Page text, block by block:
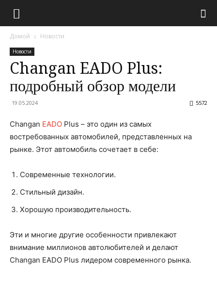
Домой Новости
Новости
Changan EADO Plus:
подробный обзор модели
19.05.2024 5572
Changan EADO Plus – это один из самых
востребованных автомобилей, представленных на
рынке. Этот автомобиль сочетает в себе:
Современные технологии.
Стильный дизайн.
Хорошую производительность.
Эти и многие другие особенности привлекают
внимание миллионов автолюбителей и делают
Changan EADO Plus лидером современного рынка.